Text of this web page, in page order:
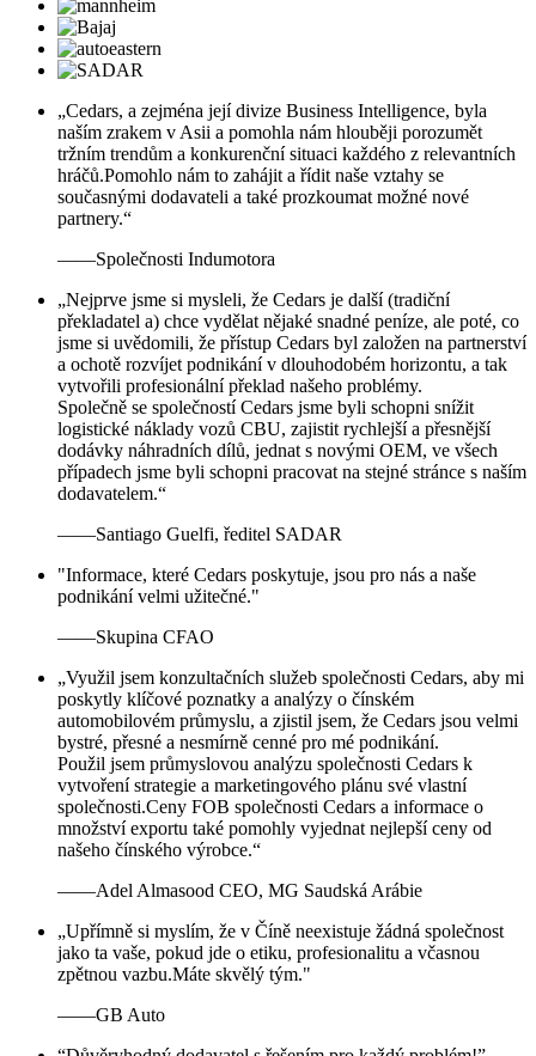
„Cedars, a zejména její divize Business Intelligence, byla
naším zrakem v Asii a pomohla nám hlouběji porozumět
tržním trendům a konkurenční situaci každého z relevantních
hráčů.Pomohlo nám to zahájit a řídit naše vztahy se
současnými dodavateli a také prozkoumat možné nové
partnery.“
——Společnosti Indumotora
„Nejprve jsme si mysleli, že Cedars je další (tradiční
překladatel a) chce vydělat nějaké snadné peníze, ale poté, co
jsme si uvědomili, že přístup Cedars byl založen na partnerství
a ochotě rozvíjet podnikání v dlouhodobém horizontu, a tak
vytvořili profesionální překlad našeho problémy.
Společně se společností Cedars jsme byli schopni snížit
logistické náklady vozů CBU, zajistit rychlejší a přesnější
dodávky náhradních dílů, jednat s novými OEM, ve všech
případech jsme byli schopni pracovat na stejné stránce s naším
dodavatelem.“
——Santiago Guelfi, ředitel SADAR
"Informace, které Cedars poskytuje, jsou pro nás a naše
podnikání velmi užitečné."
——Skupina CFAO
„Využil jsem konzultačních služeb společnosti Cedars, aby mi
poskytly klíčové poznatky a analýzy o čínském
automobilovém průmyslu, a zjistil jsem, že Cedars jsou velmi
bystré, přesné a nesmírně cenné pro mé podnikání.
Použil jsem průmyslovou analýzu společnosti Cedars k
vytvoření strategie a marketingového plánu své vlastní
společnosti.Ceny FOB společnosti Cedars a informace o
množství exportu také pomohly vyjednat nejlepší ceny od
našeho čínského výrobce.“
——Adel Almasood CEO, MG Saudská Arábie
„Upřímně si myslím, že v Číně neexistuje žádná společnost
jako ta vaše, pokud jde o etiku, profesionalitu a včasnou
zpětnou vazbu.Máte skvělý tým."
——GB Auto